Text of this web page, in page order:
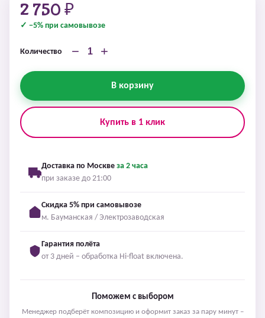
2 750 ₽
✓ −5% при самовывозе
Количество − +
В корзину
Купить в 1 клик
Доставка по Москве за 2 часа
при заказе до 21:00
Скидка 5% при самовывозе
м. Бауманская / Электрозаводская
Гарантия полёта
от 3 дней – обработка Hi-float включена.
Поможем с выбором
Менеджер подберёт композицию и оформит заказ за пару минут –